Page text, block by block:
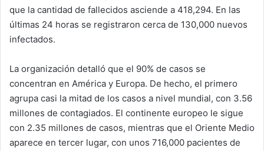
que la cantidad de fallecidos asciende a 418,294. En las
últimas 24 horas se registraron cerca de 130,000 nuevos
infectados.
La organización detalló que el 90% de casos se
concentran en América y Europa. De hecho, el primero
agrupa casi la mitad de los casos a nivel mundial, con 3.56
millones de contagiados. El continente europeo le sigue
con 2.35 millones de casos, mientras que el Oriente Medio
aparece en tercer lugar, con unos 716,000 pacientes de